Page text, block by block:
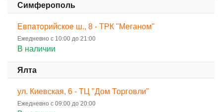
Симферополь
Евпаторийское ш., 8 - ТРК "Меганом"
Ежедневно с 10:00 до 21:00
В наличии
Ялта
ул. Киевская, 6 - ТЦ "Дом Торговли"
Ежедневно с 09:00 до 20:00